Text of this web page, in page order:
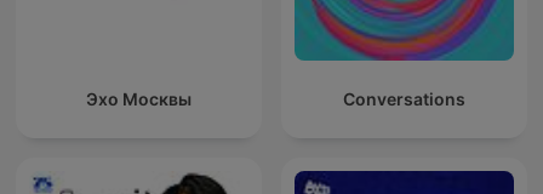
Эхо Москвы Conversations